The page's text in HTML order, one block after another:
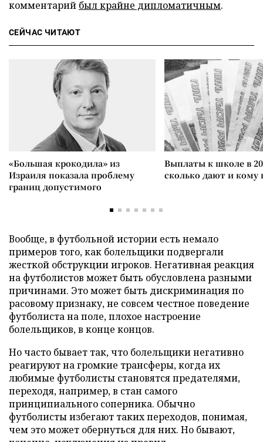
комментарий был крайне дипломатичным.
СЕЙЧАС ЧИТАЮТ
«Большая крокодила» из
Израиля показала проблему
границ допустимого
Выплаты к школе в
сколько дают и
Вообще, в футбольной истории есть немало
примеров того, как болельщики подвергали
жесткой обструкции игроков. Негативная реакция
на футболистов может быть обусловлена разными
причинами. Это может быть дискриминация по
расовому признаку, не совсем честное поведение
футболиста на поле, плохое настроение
болельщиков, в конце концов.
Но часто бывает так, что болельщики негативно
реагируют на громкие трансферы, когда их
любимые футболисты становятся предателями,
переходя, например, в стан самого
принципиального соперника. Обычно
футболисты избегают таких переходов, понимая,
чем это может обернуться для них. Но бывают,